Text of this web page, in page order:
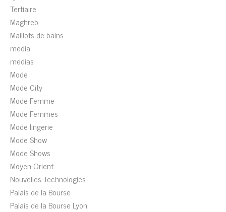
Tertiaire
Maghreb
Maillots de bains
media
medias
Mode
Mode City
Mode Femme
Mode Femmes
Mode lingerie
Mode Show
Mode Shows
Moyen-Orient
Nouvelles Technologies
Palais de la Bourse
Palais de la Bourse Lyon